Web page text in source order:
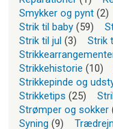
Smykker og pynt (2)
Strik til baby (59)
Strik til jul (3) Strik
Strikkehistorie (10)
Strikkepinde og
Strikketips (25)
Strømper og sokker
Syning (9)